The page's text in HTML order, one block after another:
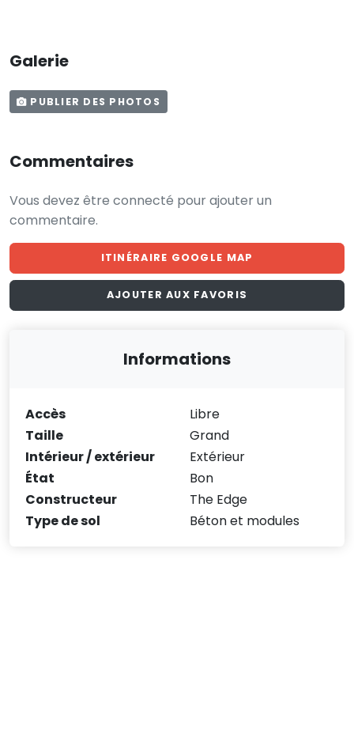
Galerie
PUBLIER DES PHOTOS
Commentaires
Vous devez être connecté pour ajouter un
commentaire.
ITINÉRAIRE GOOGLE MAP
AJOUTER AUX FAVORIS
Informations
Accès
Libre
Taille
Grand
Intérieur / extérieur
Extérieur
État
Bon
Constructeur
The Edge
Type de sol
Béton et modules